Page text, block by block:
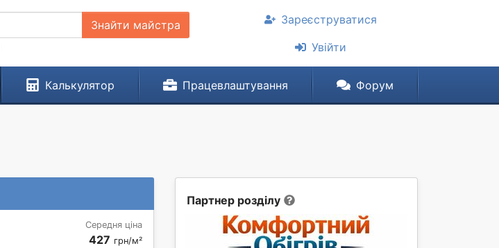
Знайти майстра
Зареєструватися
Увійти
Калькулятор Працевлаштування Форум
Партнер розділу
Середня ціна
427 грн/м²